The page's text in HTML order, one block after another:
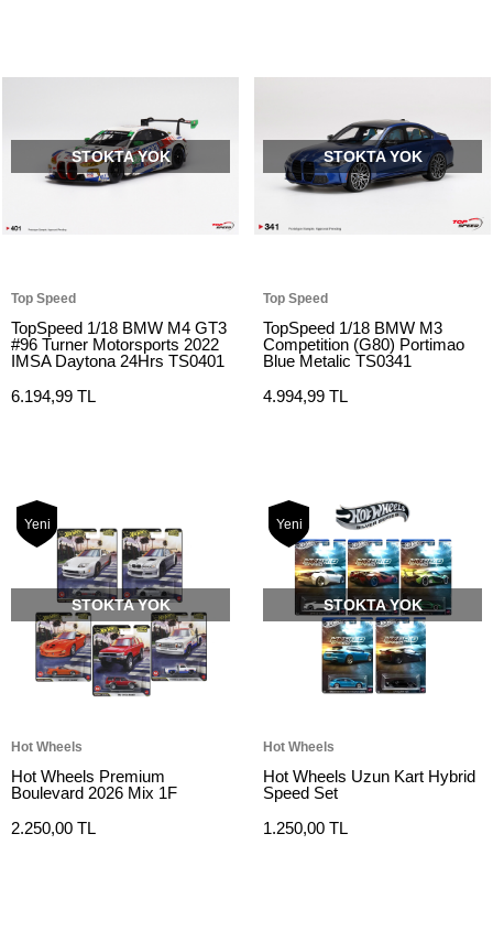
STOKTA YOK
Top Speed
TopSpeed 1/18 BMW M4 GT3
#96 Turner Motorsports 2022
IMSA Daytona 24Hrs TS0401
6.194,99 TL
STOKTA YOK
Top Speed
TopSpeed 1/18 BMW M3
Competition (G80) Portimao
Blue Metalic TS0341
4.994,99 TL
Yeni
STOKTA YOK
Hot Wheels
Hot Wheels Premium
Boulevard 2026 Mix 1F
2.250,00 TL
Yeni
STOKTA YOK
Hot Wheels
Hot Wheels Uzun Kart Hybrid
Speed Set
1.250,00 TL